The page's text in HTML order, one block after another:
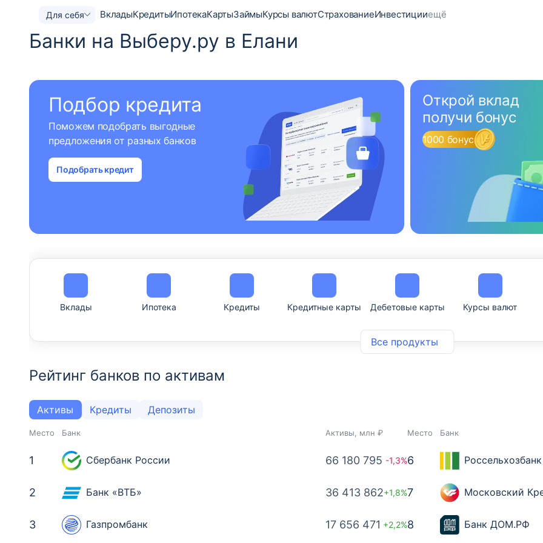
Для себя ВкладыКредитыИпотекаКартыЗаймыКурсы валютСтрахованиеИнвестицииещё
Банки на Выберу.ру в Елани
Подбор кредита
Поможем подобрать выгодные
предложения от разных банков
Подобрать кредит
Открой вклад
получи бонус
1000 бонусов
Все продукты
Вклады Ипотека Кредиты Кредитные карты Дебетовые карты Курсы валют
Рейтинг банков по активам
Активы Кредиты Депозиты
Место Банк Активы, млн ₽
1 Сбербанк России 66 180 795 -1,3%
2 Банк «ВТБ» 36 413 862+1,8%
3 Газпромбанк 17 656 471 +2,2%
Место Банк
6 Россельхозбанк
7 Московский
8 Банк ДОМ.РФ